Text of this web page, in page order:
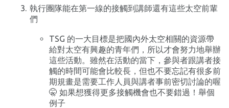
執行團隊能在第一線的接觸到講師還有這些太空前輩
們
TSG 的一大目標是把國內外太空相關的資源帶
給對太空有興趣的青年們，所以才會努力地舉辦
這些活動。雖然在活動的當下，參與者跟講者接
觸的時間可能會比較長，但也不要忘記有很多前
期規畫是需要工作人員與講者事前密切討論的喔
🤫 如果想獲得更多接觸機會也不要錯過！舉個
例子󠀠